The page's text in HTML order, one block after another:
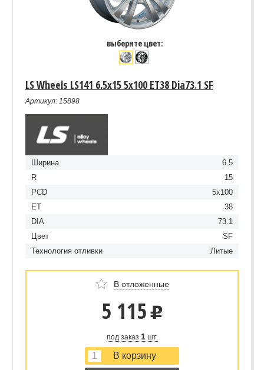
выберите цвет:
LS Wheels LS141 6.5x15 5x100 ET38 Dia73.1 SF
Артикул: 15898
Ширина
6.5
R
15
PCD
5x100
ET
38
DIA
73.1
Цвет
SF
Технология отливки
Литые
В отложенные
5 115 u
под заказ 1шт.